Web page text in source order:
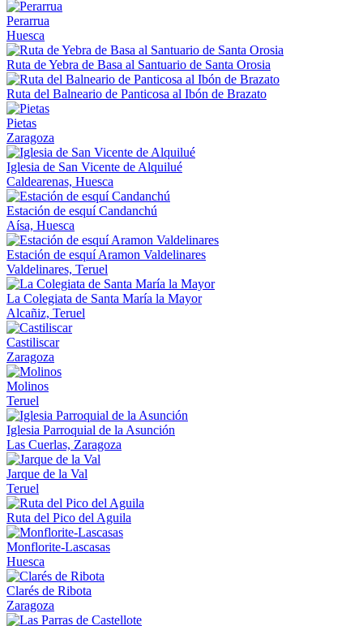
Perarrua
Huesca
Ruta de Yebra de Basa al Santuario de Santa Orosia
Ruta del Balneario de Panticosa al Ibón de Brazato
Pietas
Zaragoza
Iglesia de San Vicente de Alquilué
Caldearenas, Huesca
Estación de esquí Candanchú
Aísa, Huesca
Estación de esquí Aramon Valdelinares
Valdelinares, Teruel
La Colegiata de Santa María la Mayor
Alcañiz, Teruel
Castiliscar
Zaragoza
Molinos
Teruel
Iglesia Parroquial de la Asunción
Las Cuerlas, Zaragoza
Jarque de la Val
Teruel
Ruta del Pico del Aguila
Monflorite-Lascasas
Huesca
Clarés de Ribota
Zaragoza